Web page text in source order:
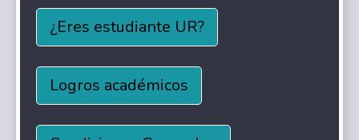
¿Eres estudiante UR?
Logros académicos